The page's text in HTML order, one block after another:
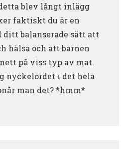
blev långt inlägg
faktiskt du är en
ditt balanserade sätt att
hälsa och att barnen
på viss typ av mat.
nyckelordet i det hela
man det? *hmm*